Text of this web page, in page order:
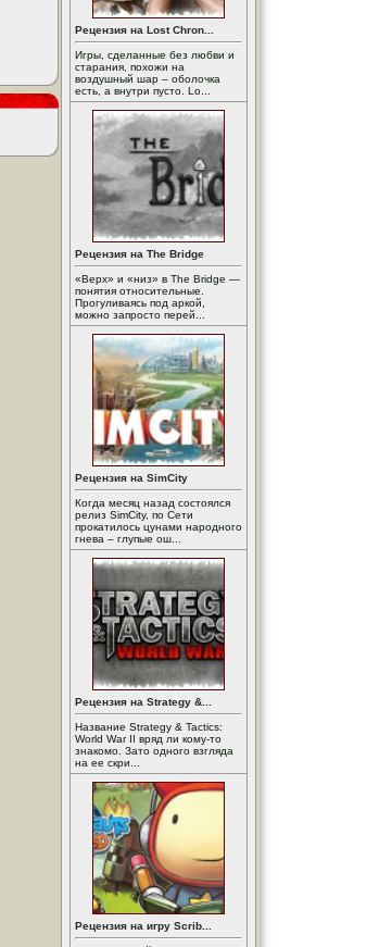
Рецензия на Lost Chron...
Игры, сделанные без любви и
старания, похожи на
воздушный шар – оболочка
есть, а внутри пусто. Lo...
Рецензия на The Bridge
«Верх» и «низ» в The Bridge —
понятия относительные.
Прогуливаясь под аркой,
можно запросто перей...
Рецензия на SimCity
Когда месяц назад состоялся
релиз SimCity, по Сети
прокатилось цунами народного
гнева – глупые ош...
Рецензия на Strategy &...
Название Strategy & Tactics:
World War II вряд ли кому-то
знакомо. Зато одного взгляда
на ее скри...
Рецензия на игру Scrib...